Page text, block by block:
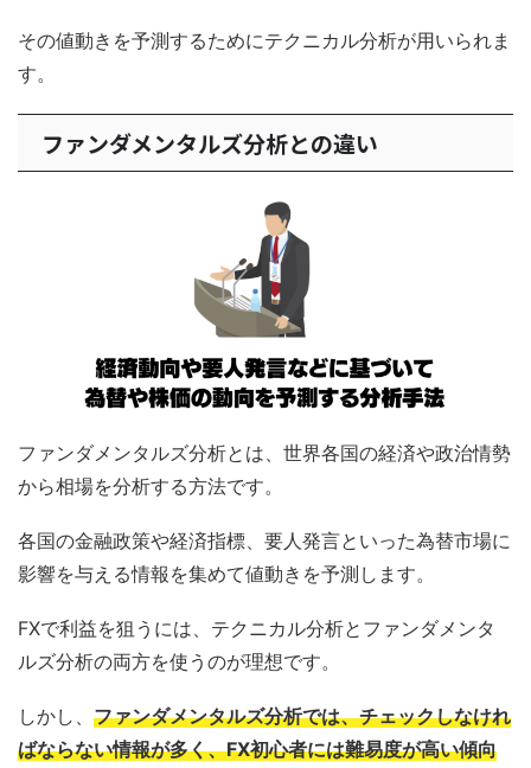
その値動きを予測するためにテクニカル分析が用いられま
す。
ファンダメンタルズ分析との違い
ファンダメンタルズ分析とは、世界各国の経済や政治情勢
から相場を分析する方法です。
各国の金融政策や経済指標、要人発言といった為替市場に
影響を与える情報を集めて値動きを予測します。
FXで利益を狙うには、テクニカル分析とファンダメンタ
ルズ分析の両方を使うのが理想です。
しかし、 ファンダメンタルズ分析では、チェックしなけれ
ばならない情報が多く、FX初心者には難易度が高い傾向